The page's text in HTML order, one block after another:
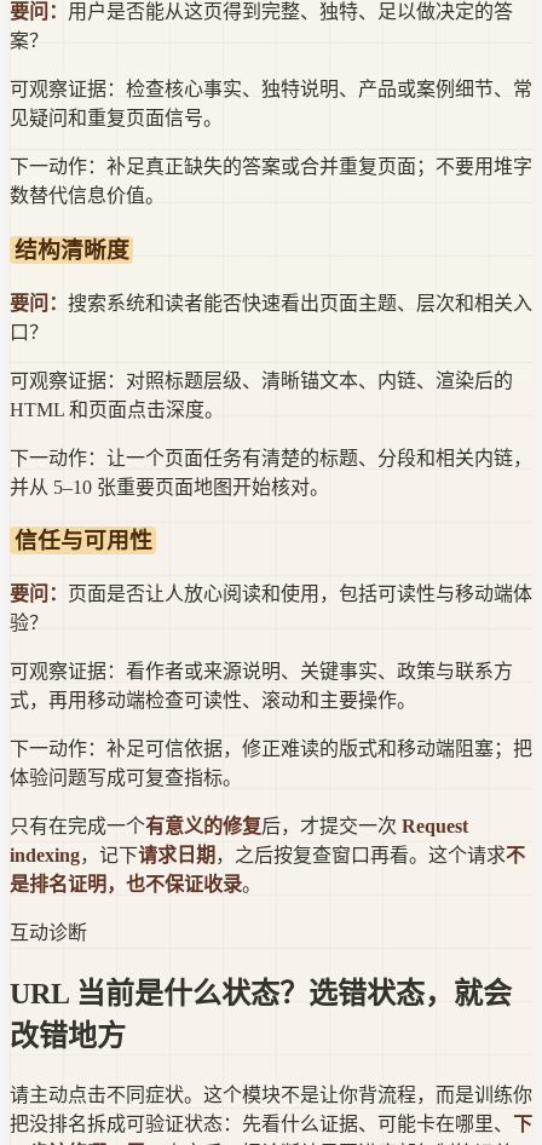
要问： 用户是否能从这页得到完整、独特、足以做决定的答
案？
可观察证据： 检查核心事实、独特说明、产品或案例细节、常
见疑问和重复页面信号。
下一动作： 补足真正缺失的答案或合并重复页面；不要用堆字
数替代信息价值。
结构清晰度
要问： 搜索系统和读者能否快速看出页面主题、层次和相关入
口？
可观察证据： 对照标题层级、清晰锚文本、内链、渲染后的
HTML 和页面点击深度。
下一动作： 让一个页面任务有清楚的标题、分段和相关内链，
并从 5–10 张重要页面地图开始核对。
信任与可用性
要问：
页面是否让人放心阅读和使用，包括可读性与移动端体
验？
可观察证据： 看作者或来源说明、关键事实、政策与联系方
式，再用移动端检查可读性、滚动和主要操作。
下一动作： 补足可信依据，修正难读的版式和移动端阻塞；把
体验问题写成可复查指标。
只有在完成一个有意义的修复后，才提交一次 Request
indexing，记下请求日期 ，之后按复查窗口再看。这个请求不
是排名证明，也不保证收录。
互动诊断
URL 当前是什么状态？选错状态，就会
改错地方
请主动点击不同症状。这个模块不是让你背流程，而是训练你
把没排名拆成可验证状态：先看什么证据、可能卡在哪里、 下